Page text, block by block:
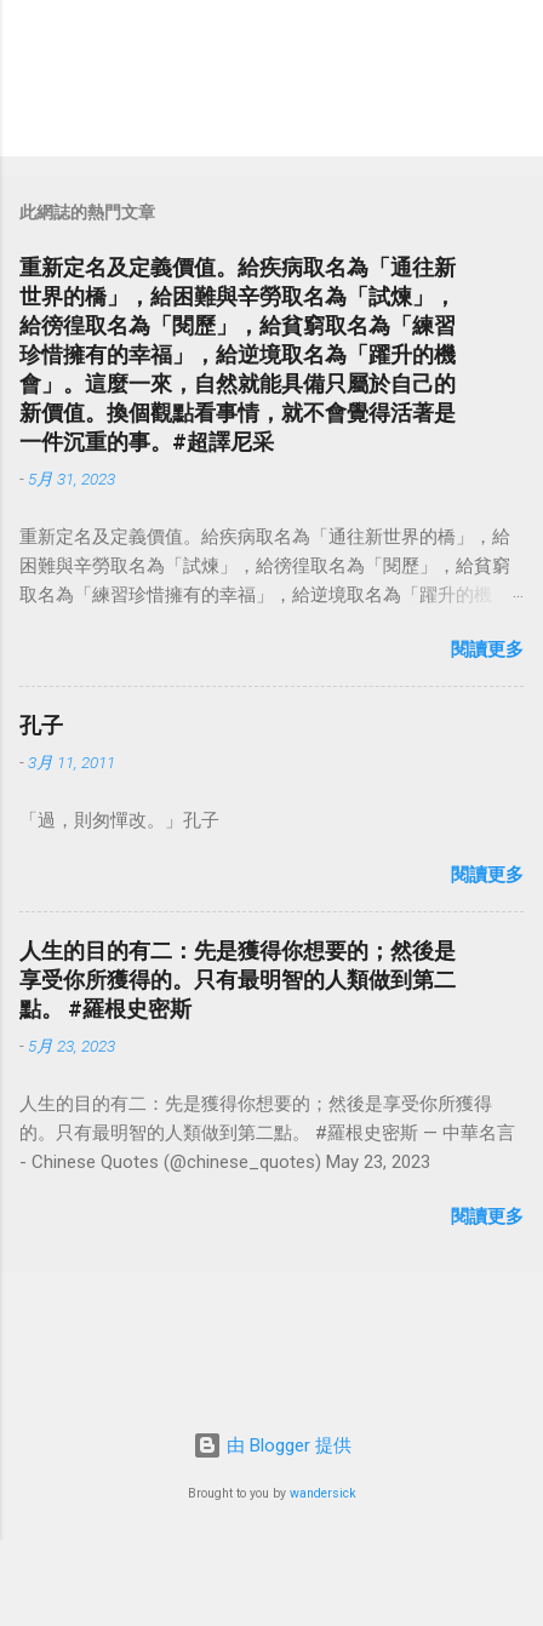
此網誌的熱門文章
重新定名及定義價值。給疾病取名為「通往新
世界的橋」，給困難與辛勞取名為「試煉」，
給徬徨取名為「閱歷」，給貧窮取名為「練習
珍惜擁有的幸福」，給逆境取名為「躍升的機
會」。這麼一來，自然就能具備只屬於自己的
新價值。換個觀點看事情，就不會覺得活著是
一件沉重的事。#超譯尼采
- 5月 31, 2023
重新定名及定義價值。給疾病取名為「通往新世界的橋」，給
困難與辛勞取名為「試煉」，給徬徨取名為「閱歷」，給貧窮
取名為「練習珍惜擁有的幸福」，給逆境取名為「躍升的機
點看事情，就不會覺得活著是一件沉重的事。#超譯尼采 — 中
華名言 - Chinese Quotes (@chinese_quotes) May 23, 2023
閱讀更多
孔子
-3月 11, 2011
「過，則匆憚改。」孔子
閱讀更多
人生的目的有二：先是獲得你想要的；然後是
享受你所獲得的。只有最明智的人類做到第二
點。 #羅根史密斯
- 5月 23, 2023
人生的目的有二：先是獲得你想要的；然後是享受你所獲得
的。只有最明智的人類做到第二點。 #羅根史密斯 — 中華名言
- Chinese Quotes (@chinese_quotes) May 23, 2023
閱讀更多
由 Blogger 提供
Brought to you by wandersick